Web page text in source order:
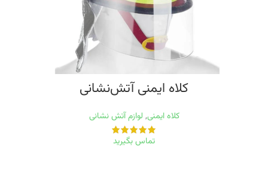
کلاه ایمنی آتش‌نشانی
کلاه ایمنی, لوازم آتش نشانی
تماس بگیرید